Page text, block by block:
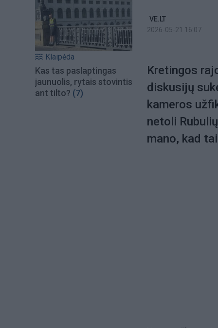
Klaipėda
Kas tas paslaptingas
jaunuolis, rytais stovintis
ant tilto? (7)
VE.LT
2026-05-21 16:07
Kretingos
diskusijų
kameros
netoli
mano, kad